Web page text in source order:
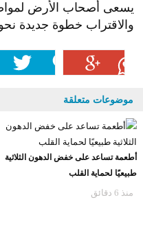
يسعى أصحاب الأرض
والاقتراب خطوة جديدة نحو
موضوعات متعلقة
أطعمة تساعد على خفض الدهون الثلاثية
طبيعيًا لحماية القلب
منذ 6 دقائق